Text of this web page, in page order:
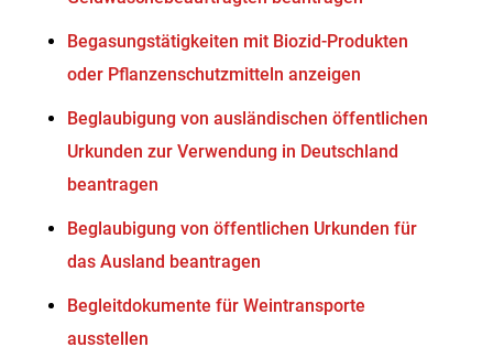
Begasungstätigkeiten mit Biozid-Produkten
oder Pflanzenschutzmitteln anzeigen
Beglaubigung von ausländischen öffentlichen
Urkunden zur Verwendung in Deutschland
beantragen
Beglaubigung von öffentlichen Urkunden für
das Ausland beantragen
Begleitdokumente für Weintransporte
ausstellen